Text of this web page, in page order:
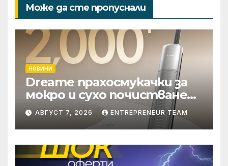
Може да сте пропуснали
НОВИНИ
Dreame прахосмукачки за
мокро и сухо почистване
надхвърлиха 2 000
патентни заявки в
световен мащаб
АВГУСТ 7, 2026 ENTREPRENEUR TEAM